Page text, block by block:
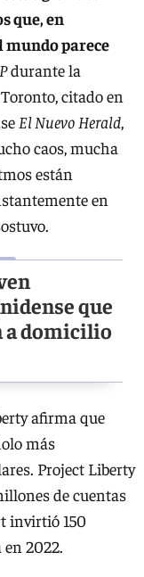
que, en
mundo parece
durante la
citado en
El Nuevo Herald,
caos, mucha
están
en
que
a domicilio
afirma que
más
Project Liberty
de cuentas
invirtió 150
2022.